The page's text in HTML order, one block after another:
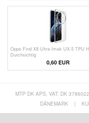
Oppo Find X8 Ultra Imak UX-5 TPU
Durchsichtig
0,60EUR
MTP DK APS, VAT: DK
DÄNEMARK
|